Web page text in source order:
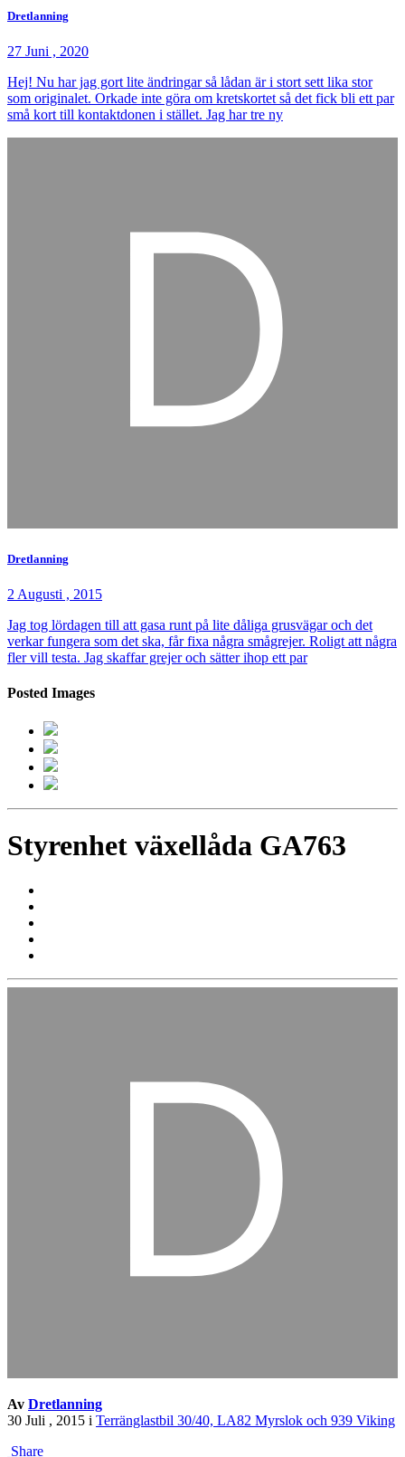
Dretlanning
27 Juni , 2020
Hej! Nu har jag gort lite ändringar så lådan är i stort sett lika stor
som originalet. Orkade inte göra om kretskortet så det fick bli ett par
små kort till kontaktdonen i stället. Jag har tre ny
Dretlanning
2 Augusti , 2015
Jag tog lördagen till att gasa runt på lite dåliga grusvägar och det
verkar fungera som det ska, får fixa några smågrejer. Roligt att några
fler vill testa. Jag skaffar grejer och sätter ihop ett par
Posted Images
Styrenhet växellåda GA763
Av Dretlanning
30 Juli , 2015 i Terränglastbil 30/40, LA82 Myrslok och 939 Viking
Share